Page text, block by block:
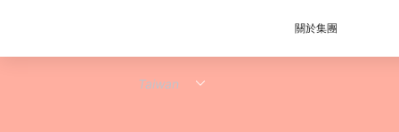
關於集團